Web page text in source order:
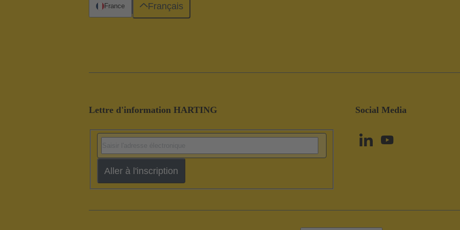
Lettre d'information HARTING
Aller à l'inscription
Social Media
France Français